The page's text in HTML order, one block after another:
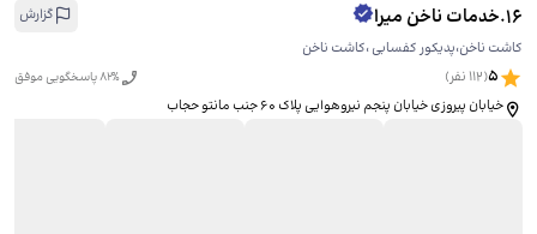
16
.خدمات ناخن میرا
گزارش
کاشت ناخن،پدیکور کفسابی ،کاشت ناخن
5
(
112 نفر) 82% پاسخگویی موفق
خیابان پیروزی خیابان پنجم نیروهوایی پلاک ۶۰ جنب مانتو حجاب